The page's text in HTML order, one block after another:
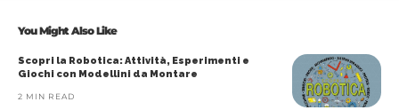
You Might Also Like
Scopri la Robotica: Attività, Esperimenti e
Giochi con Modellini da Montare
2 MIN READ